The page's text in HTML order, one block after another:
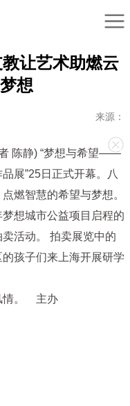
让艺术助燃云
想
来源：
陈静) “梦想与希望——
展”25日正式开幕。八
燃智慧的希望与梦想。
想城市公益项目启程的
活动。 拍卖展览中的
孩子们来上海开展研学